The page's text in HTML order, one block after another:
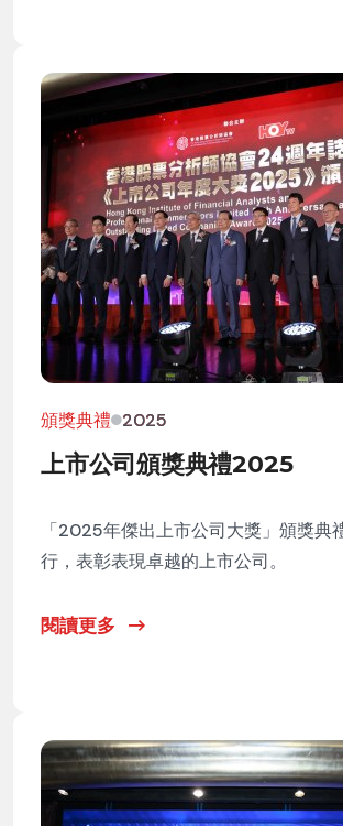
頒獎典禮 2025
上市公司頒獎典禮2025
「2025年傑出上市公司大獎」頒獎典
行，表彰表現卓越的上市公司。
閱讀更多